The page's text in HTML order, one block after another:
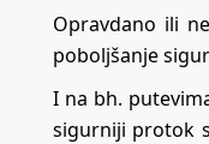
Opravdano ili
poboljšanje
I na bh.
sigurniji protok